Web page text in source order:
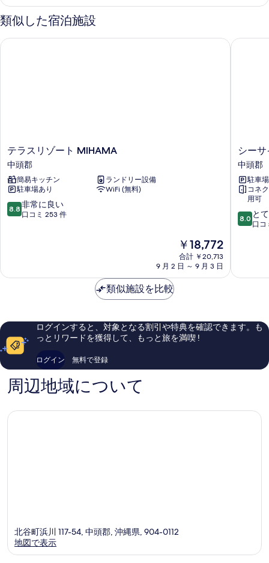
示
す
る
の
写
真
ー
ム
の
細
類似した宿泊施設
テ
ラ
ス
リ
ゾ
ー
ト
テラスリゾート MIHAMA
中頭郡
簡易キッチン
ランドリー設備
駐車場あり
WiFi (無料)
10
段
に
コ
253
件
の
口
ミ
8.8 非常に良い
口コミ 253 件
現
在
の
￥18,772
合計 ￥20,713
9 月 2 日 ～ 9 月 3 日
テラスリゾート MIHAMA
シ
ー
サ
イ
ド
テ
ル
中
シー
中頭郡
駐車
コネ
用可
10
段
て
口
コ
8.0 と
口コ
シーサ
類似施設を比較
ログインすると、対象となる割引や特典を確認できます。も
っとリワードを獲得して、もっと旅を満喫 !
ログイン 無料で登録
周辺地域について
北谷町浜川 117-54, 中頭郡, 沖縄県, 904-0112
地図で表示